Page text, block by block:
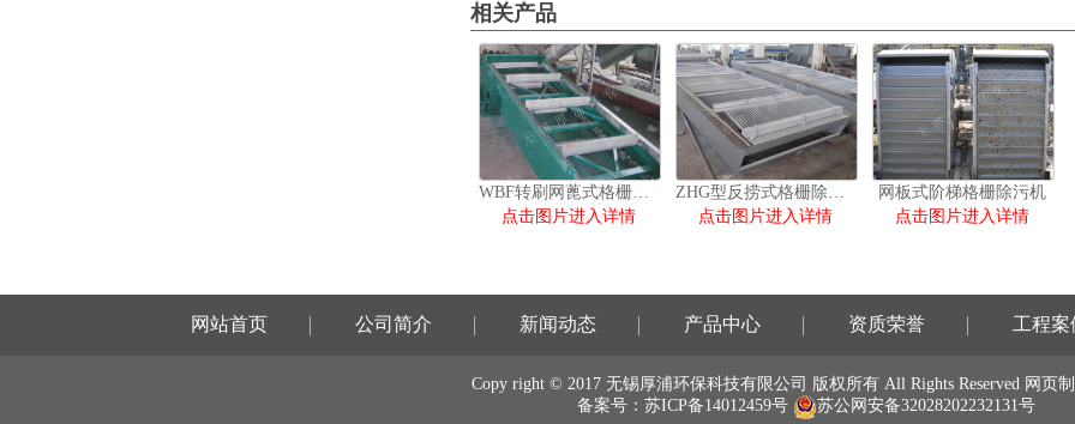
相关产品
WBF转刷网蓖式格栅除污机
点击图片进入详情
ZHG型反捞式格栅除污机
点击图片进入详情
网板式阶梯格栅除污机
点击图片进入详情
网站首页 公司简介 新闻动态 产品中心 资质荣誉 工程案
Copy right © 2017 无锡厚浦环保科技有限公司 版权所有All Rights Reserved 网页
备案号： 苏ICP备14012459号 苏公网安备32028202232131号